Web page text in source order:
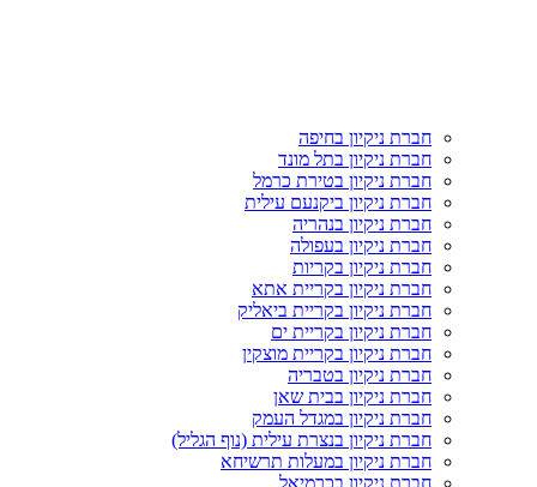
חברת ניקיון בחיפה
חברת ניקיון בתל מונד
חברת ניקיון בטירת כרמל
חברת ניקיון ביקנעם עילית
חברת ניקיון בנהריה
חברת ניקיון בעפולה
חברת ניקיון בקריות
חברת ניקיון בקריית אתא
חברת ניקיון בקריית ביאליק
חברת ניקיון בקריית ים
חברת ניקיון בקריית מוצקין
חברת ניקיון בטבריה
חברת ניקיון בבית שאן
חברת ניקיון במגדל העמק
חברת ניקיון בנצרת עילית (נוף הגליל)
חברת ניקיון במעלות תרשיחא